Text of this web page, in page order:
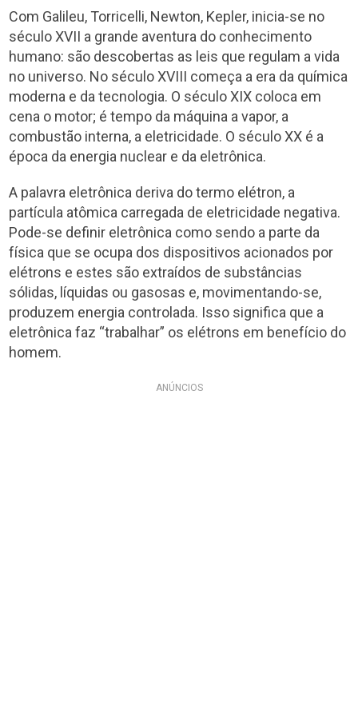
Com Galileu, Torricelli, Newton, Kepler, inicia-se no
século XVII a grande aventura do conhecimento
humano: são descobertas as leis que regulam a vida
no universo. No século XVIII começa a era da química
moderna e da tecnologia. O século XIX coloca em
cena o motor; é tempo da máquina a vapor, a
combustão interna, a eletricidade. O século XX é a
época da energia nuclear e da eletrônica.
A palavra eletrônica deriva do termo elétron, a
partícula atômica carregada de eletricidade negativa.
Pode-se definir eletrônica como sendo a parte da
física que se ocupa dos dispositivos acionados por
elétrons e estes são extraídos de substâncias
sólidas, líquidas ou gasosas e, movimentando-se,
produzem energia controlada. Isso significa que a
eletrônica faz “trabalhar” os elétrons em benefício do
homem.
ANÚNCIOS